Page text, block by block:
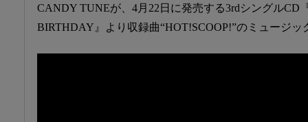
CANDY TUNEが、4月22日に発売する3rdシングルCD
BIRTHDAY』より収録曲“HOT!SCOOP!”のミュージ